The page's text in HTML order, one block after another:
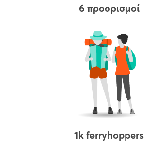
6 προορισμοί
1k ferryhoppers